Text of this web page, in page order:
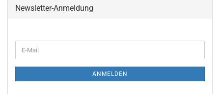
Newsletter-Anmeldung
ANMELDEN